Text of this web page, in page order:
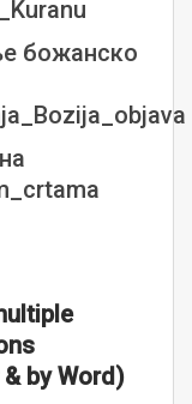
божанско
by Word)